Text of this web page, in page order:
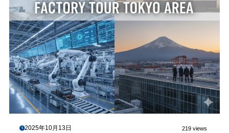
2025年10月13日 219 views